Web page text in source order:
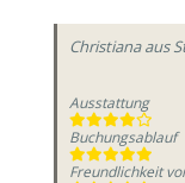
Christianaaus
Ausstattung
Buchungsablauf
Freundlichkeit